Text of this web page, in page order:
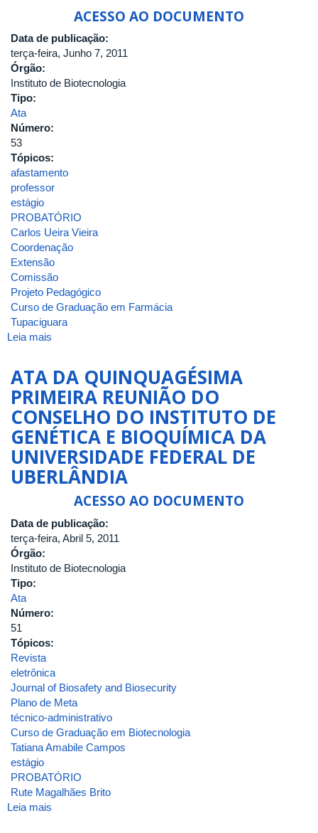
INSTITUTO
DE
GENÉTICA
E
BIOQUÍMICA
ACESSO AO DOCUMENTO
Data de publicação:
terça-feira, Junho 7, 2011
Órgão:
Instituto de Biotecnologia
Tipo:
Ata
Número:
53
Tópicos:
afastamento
professor
estágio
PROBATÓRIO
Carlos Ueira Vieira
Coordenação
Extensão
Comissão
Projeto Pedagógico
Curso de Graduação em Farmácia
Tupaciguara
Leia mais
QUINQUAGÉSIMA
TERCEIRA
REUNIÃO
DO
CONSELHO
DO
INSTITUTO
DE
GENÉTICA
BIOQUÍMICA
DA
FEDERAL
ATA DA QUINQUAGÉSIMA
PRIMEIRA REUNIÃO DO
CONSELHO DO INSTITUTO DE
GENÉTICA E BIOQUÍMICA DA
UNIVERSIDADE FEDERAL DE
UBERLÂNDIA
ACESSO AO DOCUMENTO
Data de publicação:
terça-feira, Abril 5, 2011
Órgão:
Instituto de Biotecnologia
Tipo:
Ata
Número:
51
Tópicos:
Revista
eletrônica
Journal of Biosafety and Biosecurity
Plano de Meta
técnico-administrativo
Curso de Graduação em Biotecnologia
Tatiana Amabile Campos
estágio
PROBATÓRIO
Rute Magalhães Brito
Leia mais